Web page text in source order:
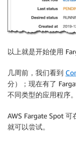
以上就是开始使用
几周前，我们看到
分）；现在有了
不同类型的应用程序
AWS Fargate Spot 可
就可以尝试。